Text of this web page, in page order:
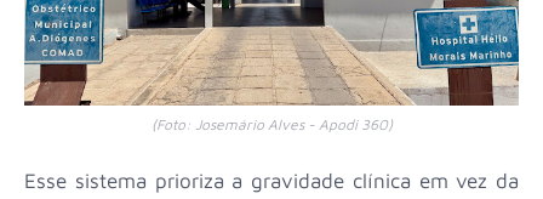
(Foto: Josemário Alves - Apodi 360)
Esse sistema prioriza a gravidade clínica em vez da